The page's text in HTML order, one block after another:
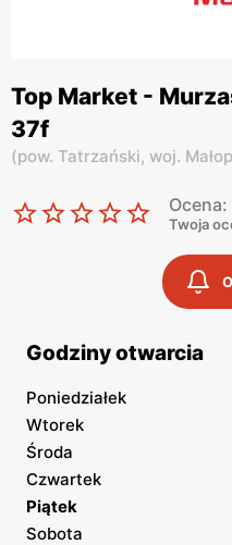
Top Market -
37f
(pow. Tatrzański, woj.
Twoja
Godziny otwarcia
Poniedziałek
Wtorek
Środa
Czwartek
Piątek
Sobota